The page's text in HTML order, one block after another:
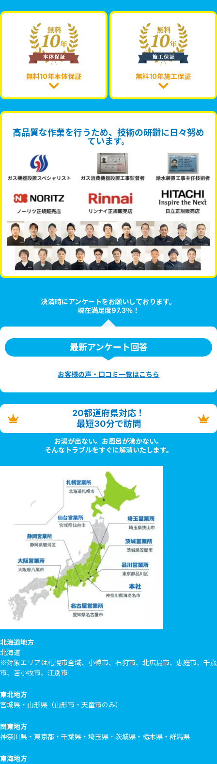
無料10年本体保証 無料10年施工保証
高品質な作業を行うため、技術の研鑽に日々努め
ています。
決済時にアンケートをお願いしております。
現在満足度97.3％！
最新アンケート回答
お客様の声・口コミ一覧はこちら
20都道府県対応！
最短30分で訪問
お湯が出ない。お風呂が沸かない。
そんなトラブルをすぐに解消いたします。
北海道地方
北海道
※対象エリアは札幌市全域、小樽市、石狩市、北広島市、恵庭市、千歳
市、苫小牧市、江別市
東北地方
宮城県・山形県（山形市・天童市のみ）
関東地方
神奈川県・東京都・千葉県・埼玉県・茨城県・栃木県・群馬県
東海地方